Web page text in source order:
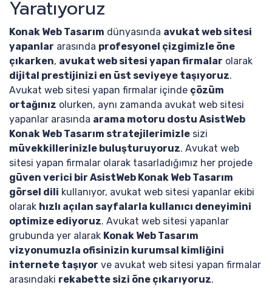
Yaratıyoruz
Konak Web Tasarım dünyasında avukat web sitesi
yapanlar arasında profesyonel çizgimizle öne
çıkarken, avukat web sitesi yapan firmalar olarak
dijital prestijinizi en üst seviyeye taşıyoruz.
Avukat web sitesi yapan firmalar içinde çözüm
ortağınız olurken, aynı zamanda avukat web sitesi
yapanlar arasında arama motoru dostu AsistWeb
Konak Web Tasarım stratejilerimizle sizi
müvekkillerinizle buluşturuyoruz. Avukat web
sitesi yapan firmalar olarak tasarladığımız her projede
güven verici bir AsistWeb Konak Web Tasarım
görsel dili kullanıyor, avukat web sitesi yapanlar ekibi
olarak hızlı açılan sayfalarla kullanıcı deneyimini
optimize ediyoruz. Avukat web sitesi yapanlar
grubunda yer alarak Konak Web Tasarım
vizyonumuzla ofisinizin kurumsal kimliğini
internete taşıyor ve avukat web sitesi yapan firmalar
arasındaki rekabette sizi öne çıkarıyoruz.